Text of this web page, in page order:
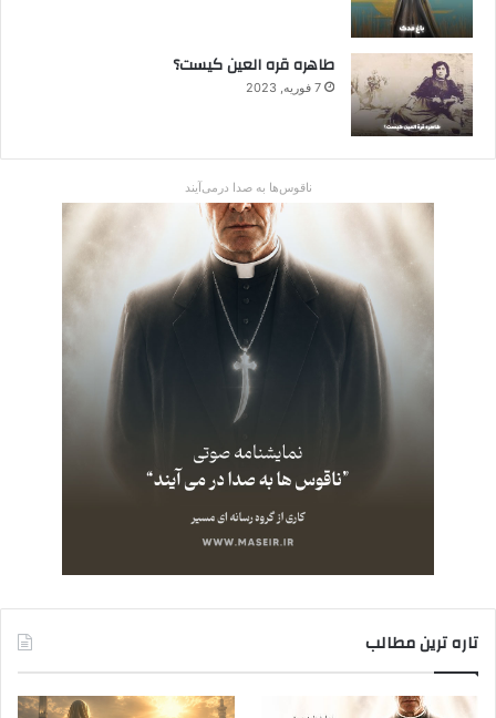
طاهره قره العین کیست؟
7 فوریه, 2023
ناقوس‌ها به صدا در‌می‌آیند
تاره ترین مطالب